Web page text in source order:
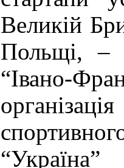
Великій
Польщі, –
“Івано-